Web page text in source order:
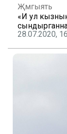
Җәмгыять
«И ул
28.07.2020,